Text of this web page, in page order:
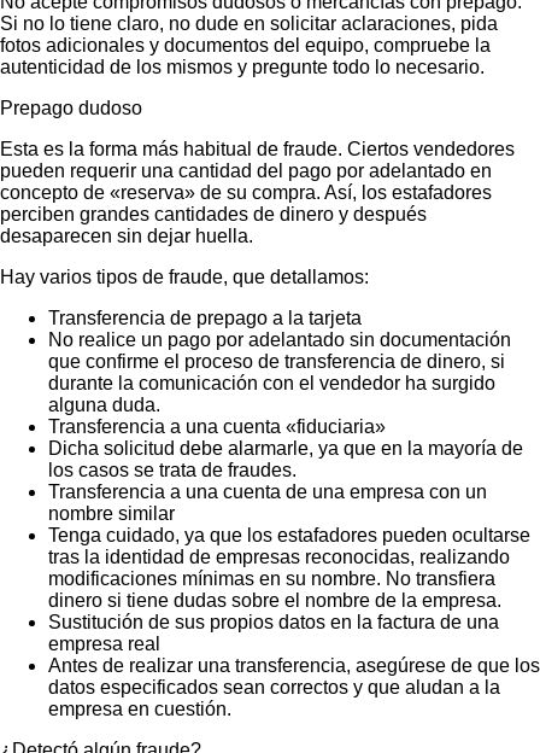
Si no lo tiene claro, no dude en solicitar aclaraciones, pida
fotos adicionales y documentos del equipo, compruebe la
autenticidad de los mismos y pregunte todo lo necesario.
Prepago dudoso
Esta es la forma más habitual de fraude. Ciertos vendedores
pueden requerir una cantidad del pago por adelantado en
concepto de «reserva» de su compra. Así, los estafadores
perciben grandes cantidades de dinero y después
desaparecen sin dejar huella.
Hay varios tipos de fraude, que detallamos:
Transferencia de prepago a la tarjeta
No realice un pago por adelantado sin documentación
que confirme el proceso de transferencia de dinero, si
durante la comunicación con el vendedor ha surgido
alguna duda.
Transferencia a una cuenta «fiduciaria»
Dicha solicitud debe alarmarle, ya que en la mayoría de
los casos se trata de fraudes.
Transferencia a una cuenta de una empresa con un
nombre similar
Tenga cuidado, ya que los estafadores pueden ocultarse
tras la identidad de empresas reconocidas, realizando
modificaciones mínimas en su nombre. No transfiera
dinero si tiene dudas sobre el nombre de la empresa.
Sustitución de sus propios datos en la factura de una
empresa real
Antes de realizar una transferencia, asegúrese de que los
datos especificados sean correctos y que aludan a la
empresa en cuestión.